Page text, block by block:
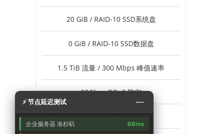
20 GiB / RAID-10 SSD系统盘
0 GiB / RAID-10 SSD数据盘
1.5 TiB 流量 / 300 Mbps 峰值速率
20Gbps DDoS 防御
⚡ 节点延迟测试 —
企业服务器 洛杉矶 68ms